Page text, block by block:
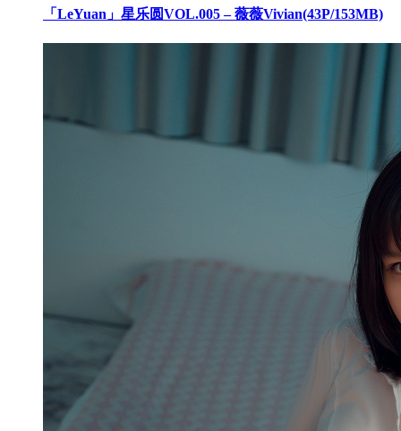
「LeYuan」星乐圆VOL.005 – 薇薇Vivian(43P/153MB)